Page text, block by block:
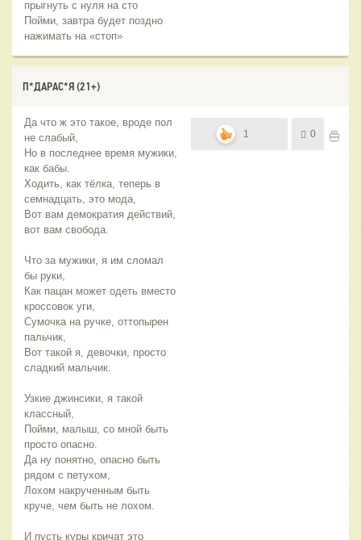
прыгнуть с нуля на сто
Пойми, завтра будет поздно
нажимать на «стоп»
П*ДАРАС*Я (21+)
Да что ж это такое, вроде пол
не слабый,
Но в последнее время мужики,
как бабы.
Ходить, как тёлка, теперь в
семнадцать, это мода,
Вот вам демократия действий,
вот вам свобода.
Что за мужики, я им сломал
бы руки,
Как пацан может одеть вместо
кроссовок уги,
Сумочка на ручке, оттопырен
пальчик,
Вот такой я, девочки, просто
сладкий мальчик.
Узкие джинсики, я такой
классный,
Пойми, малыш, со мной быть
просто опасно.
Да ну понятно, опасно быть
рядом с петухом,
Лохом накрученным быть
круче, чем быть не лохом.
И пусть куры кричат это
1 0